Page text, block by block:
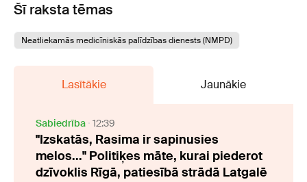
Šī raksta tēmas
Neatliekamās medicīniskās palīdzības dienests (NMPD)
Lasītākie Jaunākie
Sabiedrība 12:39
"Izskatās, Rasima ir sapinusies
melos..." Politiķes māte, kurai piederot
dzīvoklis Rīgā, patiesībā strādā Latgalē